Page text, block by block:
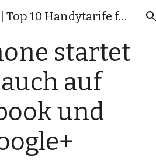
Skip to navigation
studiphone® | Top 10 Handytarife für Studenten & junge Leute
startet
auf
und